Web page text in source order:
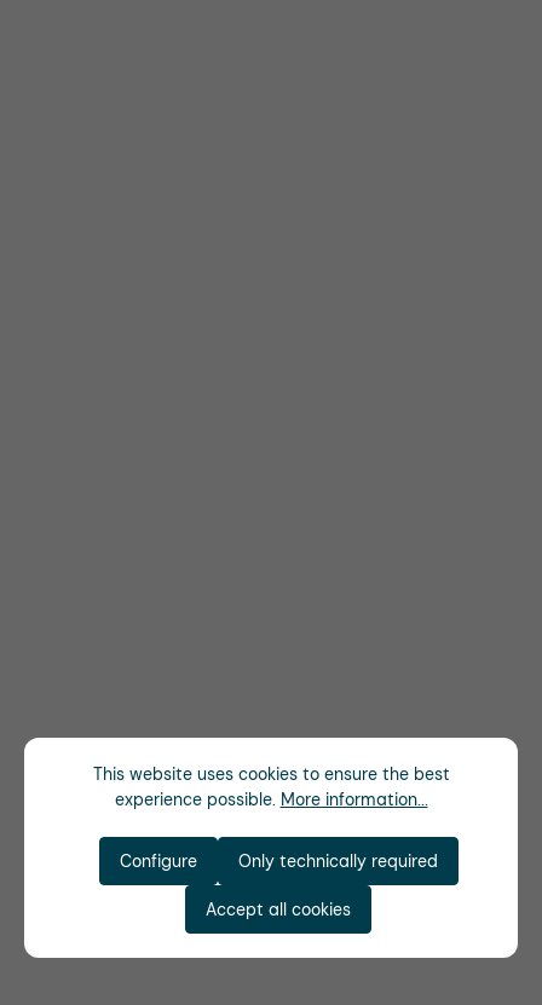
This website uses cookies to ensure the best
experience possible. More information...
Only technically required
Configure
Accept all cookies